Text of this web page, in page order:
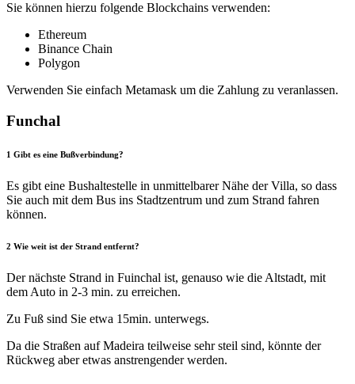
Sie können hierzu folgende Blockchains verwenden:
Ethereum
Binance Chain
Polygon
Verwenden Sie einfach Metamask um die Zahlung zu veranlassen.
Funchal
1 Gibt es eine Bußverbindung?
Es gibt eine Bushaltestelle in unmittelbarer Nähe der Villa, so dass
Sie auch mit dem Bus ins Stadtzentrum und zum Strand fahren
können.
2 Wie weit ist der Strand entfernt?
Der nächste Strand in Fuinchal ist, genauso wie die Altstadt, mit
dem Auto in 2-3 min. zu erreichen.
Zu Fuß sind Sie etwa 15min. unterwegs.
Da die Straßen auf Madeira teilweise sehr steil sind, könnte der
Rückweg aber etwas anstrengender werden.